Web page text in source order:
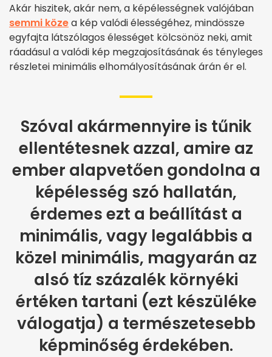
Akár hiszitek, akár nem, a képélességnek valójában
semmi közea kép valódi élességéhez, mindössze
egyfajta látszólagos élességet kölcsönöz neki, amit
ráadásul a valódi kép megzajosításának és tényleges
részletei minimális elhomályosításának árán ér el.
Szóval akármennyire is tűnik
ellentétesnek azzal, amire az
ember alapvetően gondolna a
képélesség szó hallatán,
érdemes ezt a beállítást a
minimális, vagy legalábbis a
közel minimális, magyarán az
alsó tíz százalék környéki
értéken tartani (ezt készüléke
válogatja) a természetesebb
képminőség érdekében.